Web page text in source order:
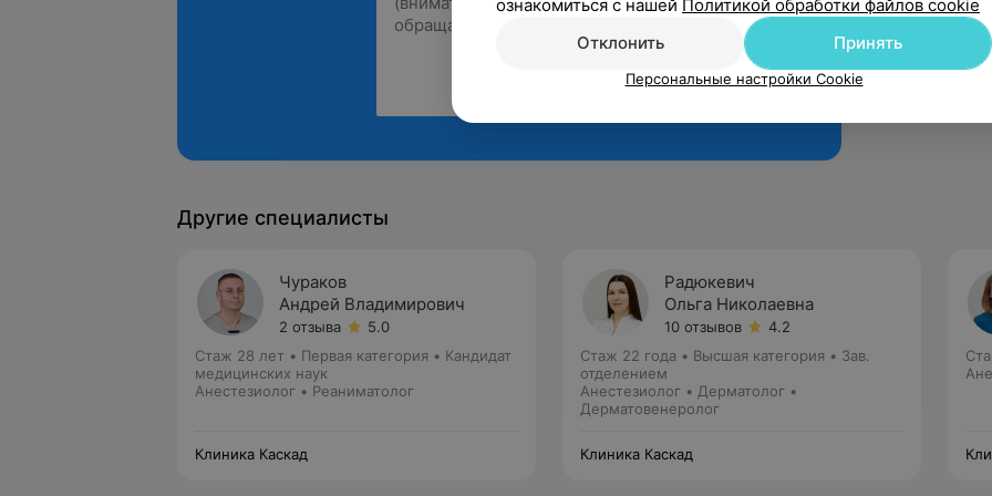
Рекомендую
Другие специалисты
Чураков
Андрей Владимирович
2 отзыва
5.0
Стаж 28 лет • Первая категория • Кандидат
медицинских наук
Анестезиолог • Реаниматолог
Клиника Каскад
Радюкевич
Ольга Николаевна
10 отзывов
4.2
Стаж 22 года • Высшая категория • Зав.
отделением
Анестезиолог • Дерматолог •
Дерматовенеролог
Клиника Каскад
ознакомиться с нашей Политикой обработки файлов cookie
Отклонить
Принять
Персональные настройки Cookie